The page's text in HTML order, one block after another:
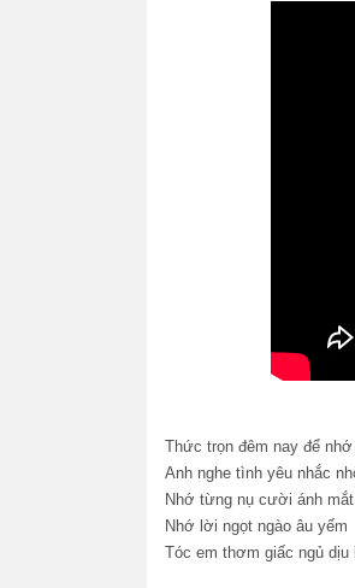
Thức trọn đêm nay để
Anh nghe tình yêu nhắc
Nhớ từng nụ cười ánh mắt
Nhớ lời ngọt ngào âu yếm
Tóc em thơm giấc ngủ dịu